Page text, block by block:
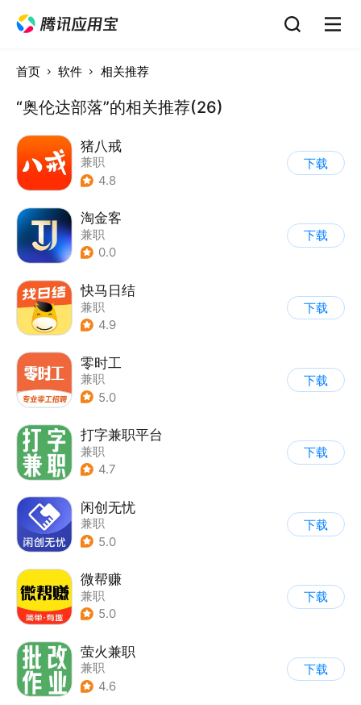
首页 软件 相关推荐
“奥伦达部落”的相关推荐(26)
猪八戒
兼职
4.8
下载
淘金客
兼职
0.0
下载
快马日结
兼职
4.9
下载
零时工
兼职
5.0
下载
打字兼职平台
兼职
4.7
下载
闲创无忧
兼职
5.0
下载
微帮赚
兼职
5.0
下载
萤火兼职
兼职
4.6
下载